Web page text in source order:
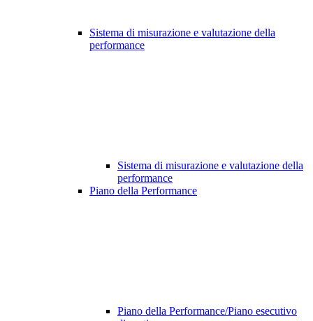
Sistema di misurazione e valutazione della
performance
Sistema di misurazione e valutazione della
performance
Piano della Performance
Piano della Performance/Piano esecutivo